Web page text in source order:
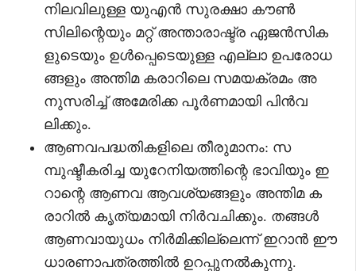
നിലവിലുള്ള യുഎൻ സുരക്ഷാ കൗൺ
സിലിന്റെയും മറ്റ് അന്താരാഷ്ട്ര ഏജൻസിക
ളുടെയും ഉൾപ്പെടെയുള്ള എല്ലാ ഉപരോധ
ങ്ങളും അന്തിമ കരാറിലെ സമയക്രമം അ
നുസരിച്ച് അമേരിക്ക പൂർണമായി പിൻവ
ലിക്കും.
ആണവപദ്ധതികളിലെ തീരുമാനം: സ
മ്പുഷ്ടീകരിച്ച യുറേനിയത്തിന്റെ ഭാവിയും ഇ
റാന്റെ ആണവ ആവശ്യങ്ങളും അന്തിമ ക
രാറിൽ കൃത്യമായി നിർവചിക്കും. തങ്ങൾ
ആണവായുധം നിർമിക്കില്ലെന്ന് ഇറാൻ ഈ
ധാരണാപത്രത്തിൽ ഉറപ്പുനൽകുന്നു.